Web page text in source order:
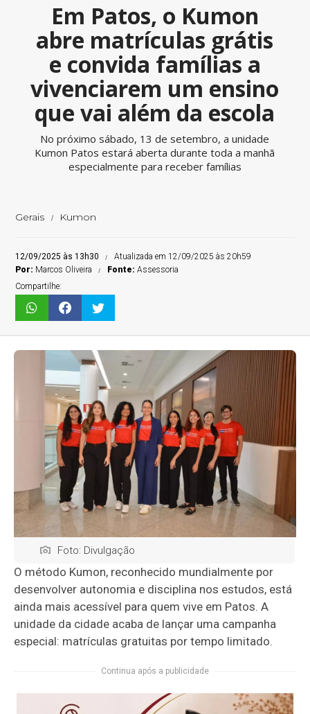
Em Patos, o Kumon
abre matrículas grátis
e convida famílias a
vivenciarem um ensino
que vai além da escola
No próximo sábado, 13 de setembro, a unidade
Kumon Patos estará aberta durante toda a manhã
especialmente para receber famílias
Gerais Kumon
12/09/2025 às 13h30
Atualizada em 12/09/2025 às 20h59
Por: Marcos Oliveira Fonte:Assessoria
Compartilhe:
Foto: Divulgação
O método Kumon, reconhecido mundialmente por
desenvolver autonomia e disciplina nos estudos, está
ainda mais acessível para quem vive em Patos. A
unidade da cidade acaba de lançar uma campanha
especial: matrículas gratuitas por tempo limitado.
Continua após a publicidade